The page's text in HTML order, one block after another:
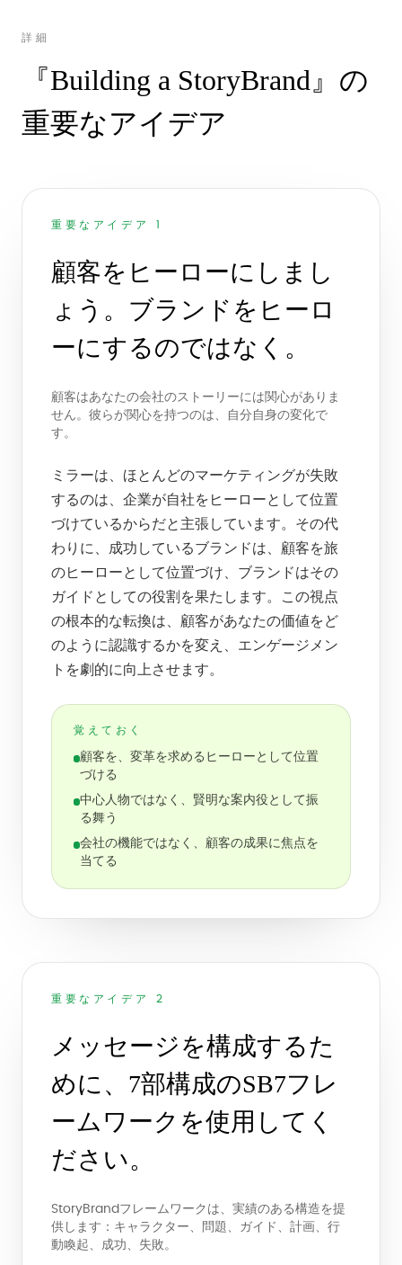
詳細
『Building a StoryBrand』の
重要なアイデア
重要なアイデア 1
顧客をヒーローにしまし
ょう。ブランドをヒーロ
ーにするのではなく。
顧客はあなたの会社のストーリーには関心がありま
せん。彼らが関心を持つのは、自分自身の変化で
す。
ミラーは、ほとんどのマーケティングが失敗
するのは、企業が自社をヒーローとして位置
づけているからだと主張しています。その代
わりに、成功しているブランドは、顧客を旅
のヒーローとして位置づけ、ブランドはその
ガイドとしての役割を果たします。この視点
の根本的な転換は、顧客があなたの価値をど
のように認識するかを変え、エンゲージメン
トを劇的に向上させます。
覚えておく
顧客を、変革を求めるヒーローとして位置
づける
中心人物ではなく、賢明な案内役として振
る舞う
会社の機能ではなく、顧客の成果に焦点を
当てる
重要なアイデア 2
メッセージを構成するた
めに、7部構成のSB7フレ
ームワークを使用してく
ださい。
StoryBrandフレームワークは、実績のある構造を提
供します：キャラクター、問題、ガイド、計画、行
動喚起、成功、失敗。